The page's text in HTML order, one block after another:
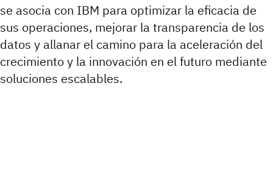
se asocia con IBM para optimizar la eficacia de
sus operaciones, mejorar la transparencia de los
datos y allanar el camino para la aceleración del
crecimiento y la innovación en el futuro mediante
soluciones escalables.